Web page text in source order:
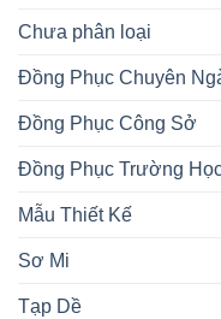
Chưa phân loại
Đồng Phục Chuyên
Đồng Phục Công Sở
Đồng Phục Trường
Mẫu Thiết Kế
Sơ Mi
Tạp Dề